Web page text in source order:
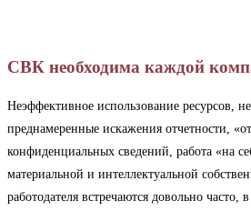
СВК необходима каждой
Неэффективное использование ресурсов,
преднамеренные искажения отчетности,
конфиденциальных сведений, работа «на
материальной и интеллектуальной
работодателя встречаются довольно